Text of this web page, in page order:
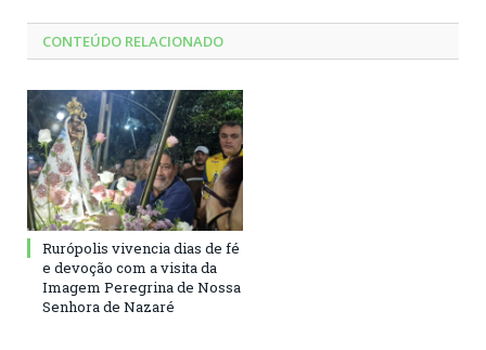
CONTEÚDO RELACIONADO
Rurópolis vivencia dias de fé
e devoção com a visita da
Imagem Peregrina de Nossa
Senhora de Nazaré